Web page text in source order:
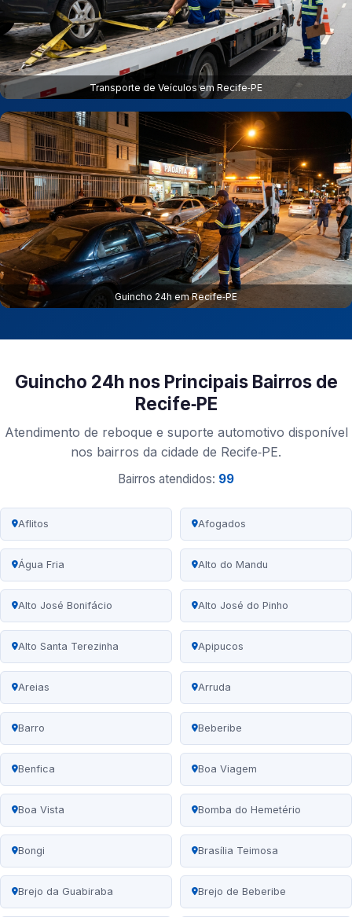
Transporte de Veículos em Recife‑PE
Guincho 24h em Recife‑PE
Guincho 24h nos Principais Bairros de
Recife‑PE
Atendimento de reboque e suporte automotivo disponível
nos bairros da cidade de Recife‑PE.
Bairros atendidos: 99
Aflitos Afogados
Água Fria Alto do Mandu
Alto José Bonifácio Alto José do Pinho
Alto Santa Terezinha Apipucos
Areias Arruda
Barro Beberibe
Benfica Boa Viagem
Boa Vista Bomba do Hemetério
Bongi Brasília Teimosa
Brejo da Guabiraba Brejo de Beberibe